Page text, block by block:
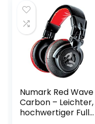
Numark Red Wave
Carbon – Leichter,
hochwertiger Full-